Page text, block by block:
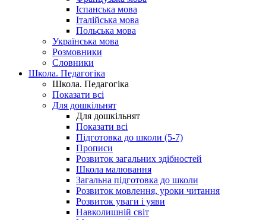
Іспанська мова
Італійська мова
Польська мова
Українська мова
Розмовники
Словники
Школа. Педагогіка
Школа. Педагогіка
Показати всі
Для дошкільнят
Для дошкільнят
Показати всі
Підготовка до школи (5-7)
Прописи
Розвиток загальних здібностей
Школа малювання
Загальна підготовка до школи
Розвиток мовлення, уроки читання
Розвиток уваги і уяви
Навколишній світ